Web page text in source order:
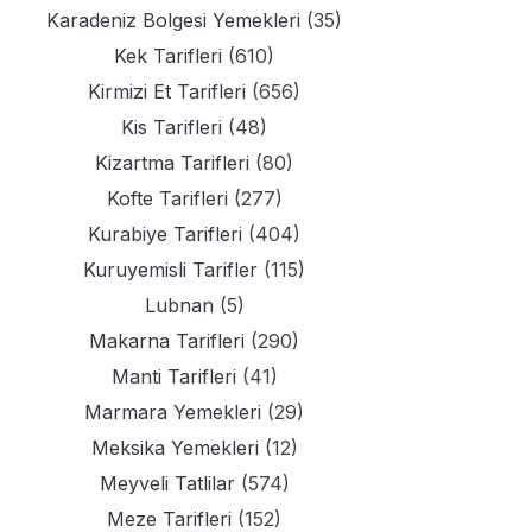
Karadeniz Bolgesi Yemekleri (35)
Kek Tarifleri (610)
Kirmizi Et Tarifleri (656)
Kis Tarifleri (48)
Kizartma Tarifleri (80)
Kofte Tarifleri (277)
Kurabiye Tarifleri (404)
Kuruyemisli Tarifler (115)
Lubnan (5)
Makarna Tarifleri (290)
Manti Tarifleri (41)
Marmara Yemekleri (29)
Meksika Yemekleri (12)
Meyveli Tatlilar(574)
Meze Tarifleri (152)